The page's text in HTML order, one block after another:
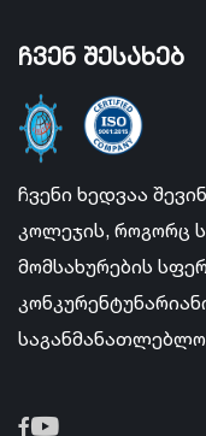
ჩვენ შესახებ
ჩვენი ხედვაა
კოლეჯის, როგორც
მომსახურების
საგანმანათლებლო